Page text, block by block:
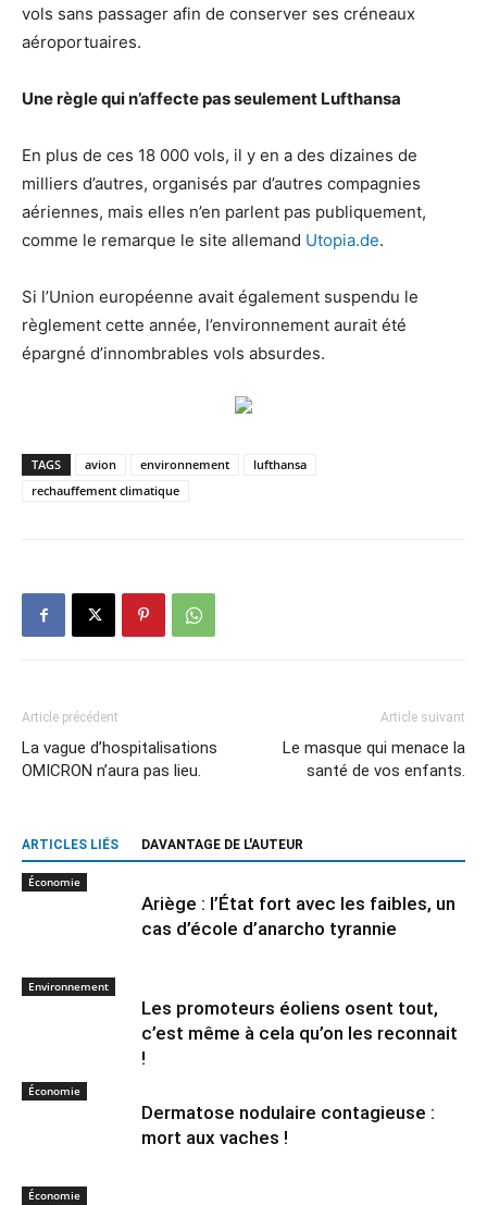
vols sans passager afin de conserver ses créneaux
aéroportuaires.
Une règle qui n’affecte pas seulement Lufthansa
En plus de ces 18 000 vols, il y en a des dizaines de
milliers d’autres, organisés par d’autres compagnies
aériennes, mais elles n’en parlent pas publiquement,
comme le remarque le site allemand Utopia.de.
Si l’Union européenne avait également suspendu le
règlement cette année, l’environnement aurait été
épargné d’innombrables vols absurdes.
TAGS avion environnement
lufthansa
rechauffement climatique
Article précédent
La vague d’hospitalisations
OMICRON n’aura pas lieu.
Article suivant
Le masque qui menace la
santé de vos enfants.
ARTICLES LIÉS DAVANTAGE DE L'AUTEUR
Économie
Ariège : l’État fort avec les faibles, un
cas d’école d’anarcho tyrannie
Environnement
Les promoteurs éoliens osent tout,
c’est même à cela qu’on les reconnait
!
Économie
Dermatose nodulaire contagieuse :
mort aux vaches !
Économie